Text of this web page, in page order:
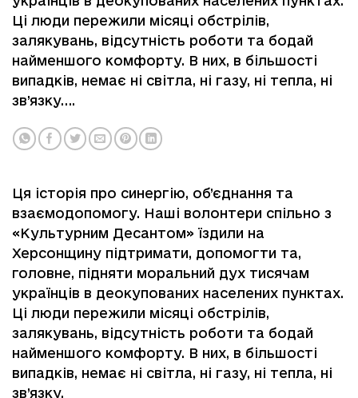
Ці люди пережили місяці обстрілів,
залякувань, відсутність роботи та бодай
найменшого комфорту. В них, в більшості
випадків, немає ні світла, ні газу, ні тепла, ні
зв’язку….
Ця історія про синергію, об’єднання та
взаємодопомогу. Наші волонтери спільно з
«Культурним Десантом» їздили на
Херсонщину підтримати, допомогти та,
головне, підняти моральний дух тисячам
українців в деокупованих населених пунктах.
Ці люди пережили місяці обстрілів,
залякувань, відсутність роботи та бодай
найменшого комфорту. В них, в більшості
випадків, немає ні світла, ні газу, ні тепла, ні
зв’язку.